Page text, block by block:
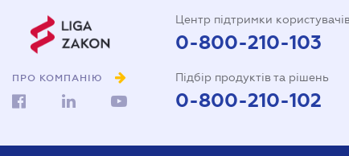
ПРО КОМПАНІЮ
Центр підтримки
0-800-210-103
Підбір продуктів та рішень
0-800-210-102